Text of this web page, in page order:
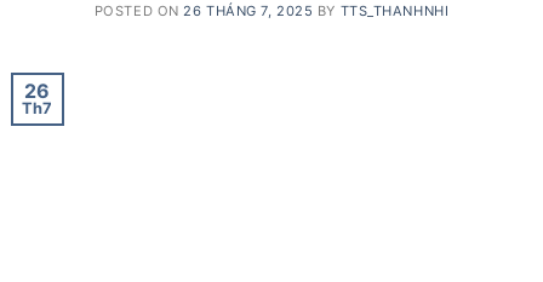
POSTED ON26 THÁNG 7, 2025 BY TTS_THANHNHI
26
Th7